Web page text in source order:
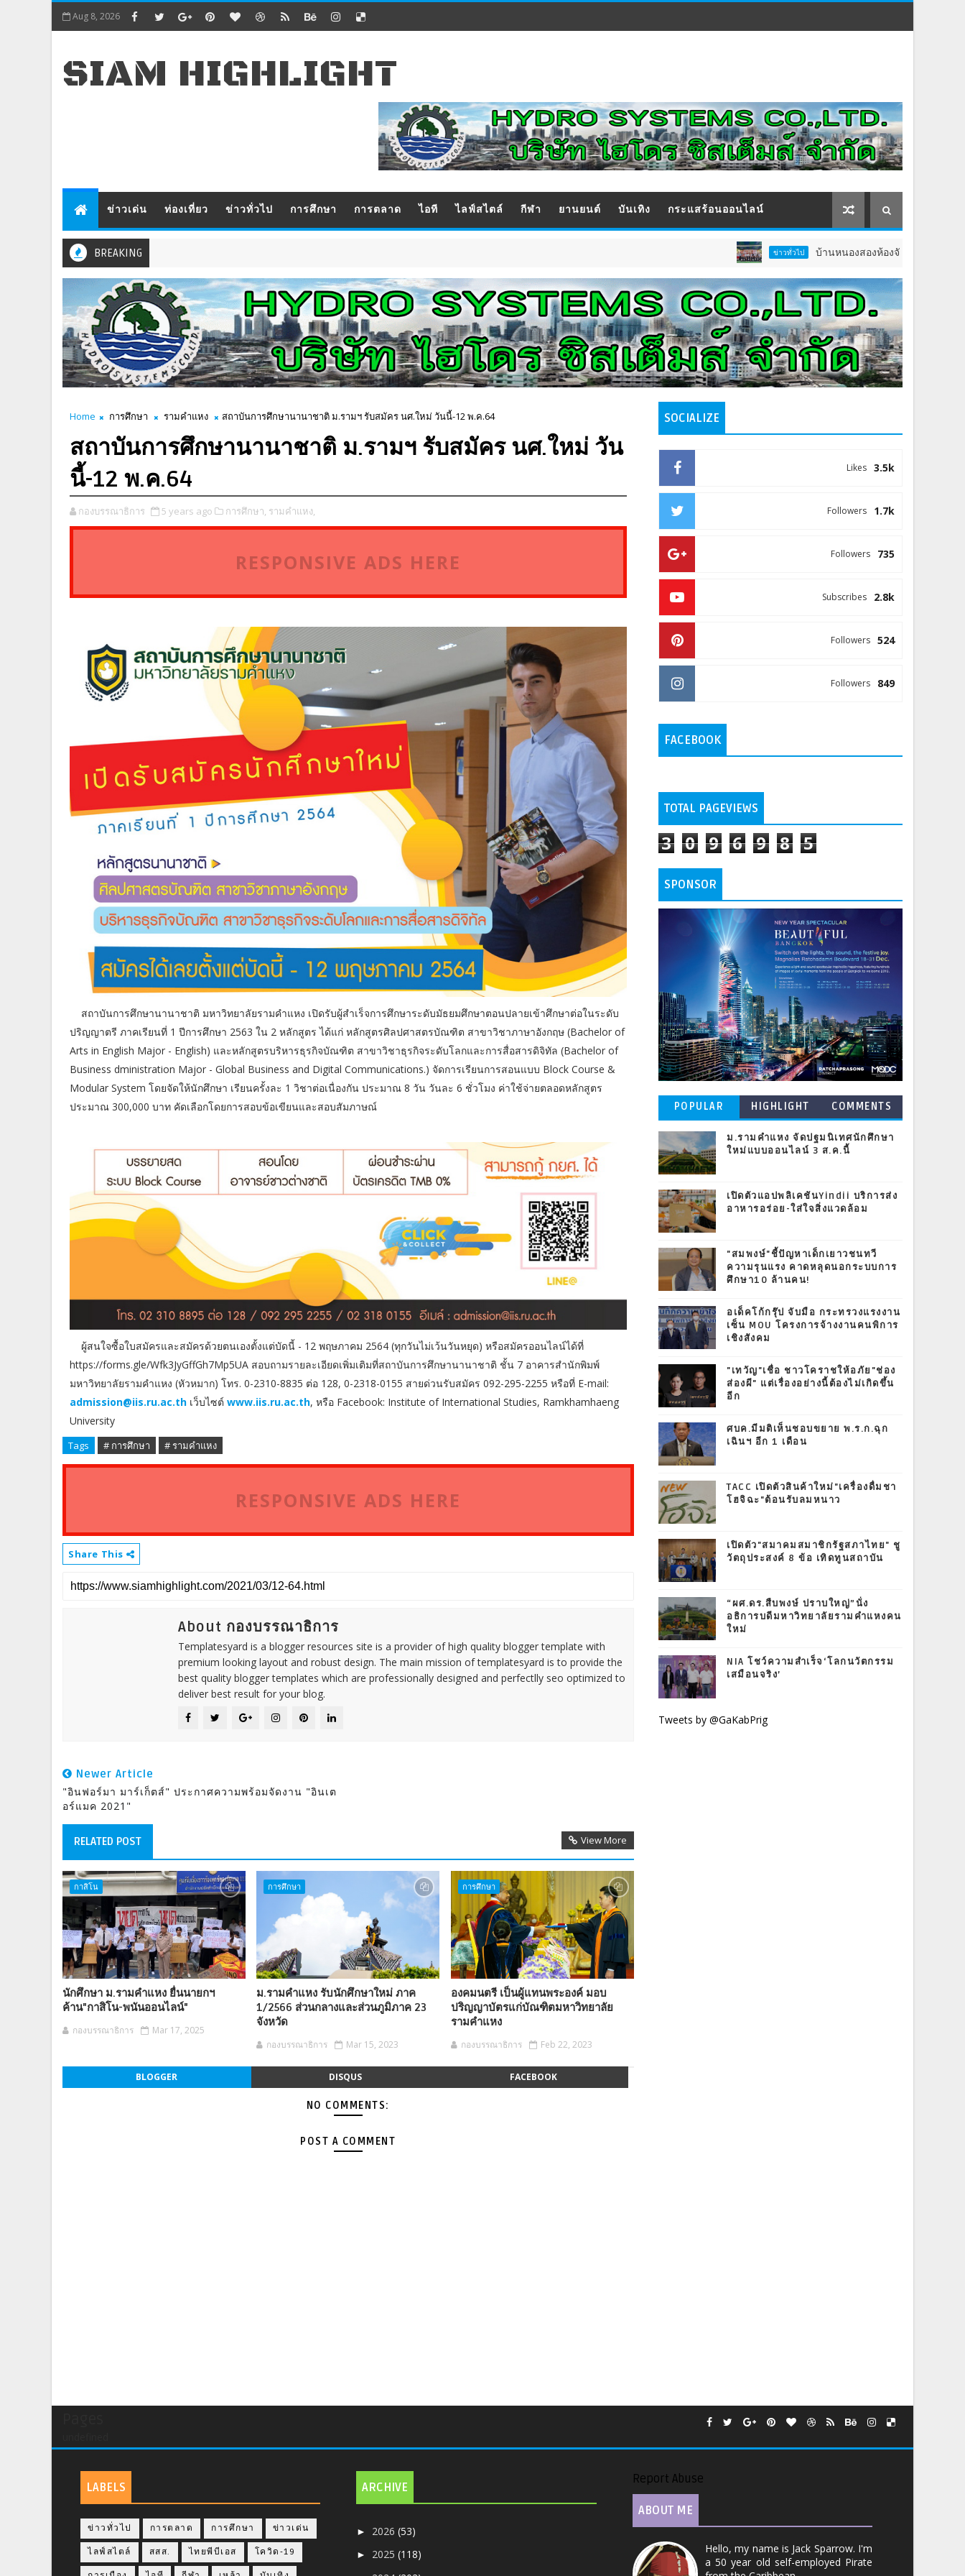
Aug 8, 2026
SIAM HIGHLIGHT
ข่าวเด่น ท่องเที่ยว ข่าวทั่วไป การศึกษา การตลาด ไอที ไลฟ์สไตล์ กีฬา ยานยนต์ บันเทิง กระแสร้อนออนไลน์
BREAKING ข่าวทั่วไป บ้านหนองสองห้องจัดใหญ่ “แห่เทียนพรรษา–
Home การศึกษา รามคำแหง สถาบันการศึกษานานาชาติ ม.รามฯ รับสมัคร นศ.ใหม่ วันนี้-12 พ.ค.64
สถาบันการศึกษานานาชาติ ม.รามฯ รับสมัคร นศ.ใหม่ วัน
นี้-12 พ.ค.64
กองบรรณาธิการ 5 years ago การศึกษา, รามคำแหง,
RESPONSIVE ADS HERE
สถาบันการศึกษานานาชาติ มหาวิทยาลัยรามคำแหง เปิดรับผู้สำเร็จการศึกษาระดับมัธยมศึกษาตอนปลายเข้าศึกษาต่อในระดับ
ปริญญาตรี ภาคเรียนที่ 1 ปีการศึกษา 2563 ใน 2 หลักสูตร ได้แก่ หลักสูตรศิลปศาสตรบัณฑิต สาขาวิชาภาษาอังกฤษ (Bachelor of
Arts in English Major - English) และหลักสูตรบริหารธุรกิจบัณฑิต สาขาวิชาธุรกิจระดับโลกและการสื่อสารดิจิทัล (Bachelor of
Business dministration Major - Global Business and Digital Communications.) จัดการเรียนการสอนแบบ Block Course &
Modular System โดยจัดให้นักศึกษา เรียนครั้งละ 1 วิชาต่อเนื่องกัน ประมาณ 8 วัน วันละ 6 ชั่วโมง ค่าใช้จ่ายตลอดหลักสูตร
ประมาณ 300,000 บาท คัดเลือกโดยการสอบข้อเขียนและสอบสัมภาษณ์
ผู้สนใจซื้อใบสมัครและสมัครด้วยตนเองตั้งแต่บัดนี้ - 12 พฤษภาคม 2564 (ทุกวันไม่เว้นวันหยุด) หรือสมัครออนไลน์ได้ที่
https://forms.gle/Wfk3JyGffGh7Mp5UA สอบถามรายละเอียดเพิ่มเติมที่สถาบันการศึกษานานาชาติ ชั้น 7 อาคารสำนักพิมพ์
มหาวิทยาลัยรามคำแหง (หัวหมาก) โทร. 0-2310-8835 ต่อ 128, 0-2318-0155 สายด่วนรับสมัคร 092-295-2255 หรือที่ E-mail:
admission@iis.ru.ac.th เว็บไซต์ www.iis.ru.ac.th, หรือ Facebook: Institute of International Studies, Ramkhamhaeng
University
Tags # การศึกษา # รามคำแหง
RESPONSIVE ADS HERE
Share This
About กองบรรณาธิการ
Templatesyard is a blogger resources site is a provider of high quality blogger template with
premium looking layout and robust design. The main mission of templatesyard is to provide the
best quality blogger templates which are professionally designed and perfectlly seo optimized to
deliver best result for your blog.
Newer Article
"อินฟอร์มา มาร์เก็ตส์" ประกาศความพร้อมจัดงาน "อินเต
อร์แมค 2021"
RELATED POST View More
กาสิโน
นักศึกษา ม.รามคำแหง ยื่นนายกฯ
ค้าน"กาสิโน-พนันออนไลน์"
กองบรรณาธิการ Mar 17, 2025
การศึกษา
ม.รามคำแหง รับนักศึกษาใหม่ ภาค
1/2566 ส่วนกลางและส่วนภูมิภาค 23
จังหวัด
กองบรรณาธิการ Mar 15, 2023
การศึกษา
องคมนตรี เป็นผู้แทนพระองค์ มอบ
ปริญญาบัตรแก่บัณฑิตมหาวิทยาลัย
รามคำแหง
กองบรรณาธิการ Feb 22, 2023
BLOGGER DISQUS FACEBOOK
NO COMMENTS:
POST A COMMENT
SOCIALIZE
3.5k
Likes
1.7k
Followers
735
Followers
2.8k
Subscribes
524
Followers
849
Followers
FACEBOOK
TOTAL PAGEVIEWS
3 0 9 6 9 8 5
SPONSOR
POPULAR
POSTS
HIGHLIGHT COMMENTS
ม.รามคำแหง จัดปฐมนิเทศนักศึกษา
ใหม่แบบออนไลน์ 3 ส.ค.นี้
เปิดตัวแอปพลิเคชันYindii บริการส่ง
อาหารอร่อย-ใส่ใจสิ่งแวดล้อม
"สมพงษ์"ชี้ปัญหาเด็กเยาวชนทวี
ความรุนแรง คาดหลุดนอกระบบการ
ศึกษา10 ล้านคน!
อเด็คโก้กรุ๊ป จับมือ กระทรวงแรงงาน
เซ็น MOU โครงการจ้างงานคนพิการ
เชิงสังคม
"เทวัญ"เชื่อ ชาวโคราชให้อภัย"ช่อง
ส่องผี" แต่เรื่องอย่างนี้ต้องไม่เกิดขึ้น
อีก
ศบค.มีมติเห็นชอบขยาย พ.ร.ก.ฉุก
เฉินฯ อีก 1 เดือน
TACC เปิดตัวสินค้าใหม่"เครื่องดื่มชา
โฮจิฉะ"ต้อนรับลมหนาว
เปิดตัว"สมาคมสมาชิกรัฐสภาไทย" ชู
วัตถุประสงค์ 8 ข้อ เทิดทูนสถาบัน
“ผศ.ดร.สืบพงษ์ ปราบใหญ่”นั่ง
อธิการบดีมหาวิทยาลัยรามคำแหงคน
ใหม่
NIA โชว์ความสำเร็จ‘โลกนวัตกรรม
เสมือนจริง’
Tweets by @GaKabPrig
LABELS
ข่าวทั่วไป การตลาด การศึกษา ข่าวเด่น
ไลฟ์สไตล์ สสส. ไทยพีบีเอส โควิด-19
ARCHIVE
► 2026(53)
► 2025(118)
Report Abuse
ABOUT ME
Hello, my name is Jack Sparrow. I'm
a 50 year old self-employed Pirate